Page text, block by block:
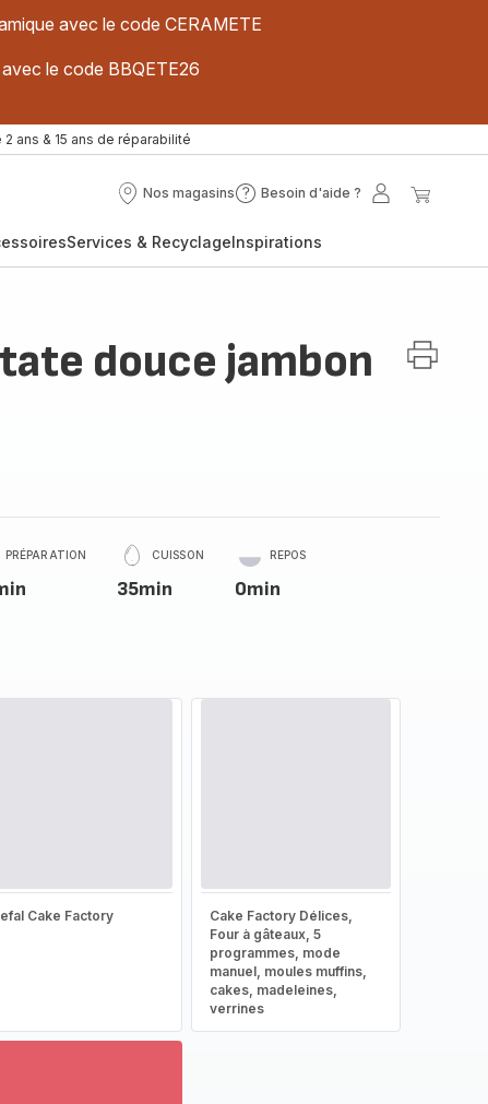
avec le code CERAMETE
le code BBQETE26
2 ans & 15 ans de réparabilité
Nos magasins
Nos
Besoin d'aide ?
Besoin
?
Mon
Services & RecyclageInspirations
douce jambon
PRÉPARATION CUISSON
35min
REPOS
0min
Cake Factory
Cake Factory Délices,
Four à gâteaux, 5
programmes, mode
manuel, moules muffins,
cakes, madeleines,
verrines